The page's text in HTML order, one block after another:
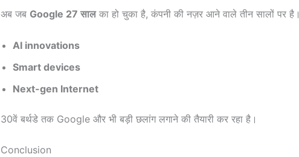
अब जब Google 27 सालका हो चुका है, कंपनी की नज़र आने वाले तीन सालों पर है।
AI innovations
Smart devices
Next-gen Internet
30वें बर्थडे तक Google और भी बड़ी छलांग लगाने की तैयारी कर रहा है।
Conclusion